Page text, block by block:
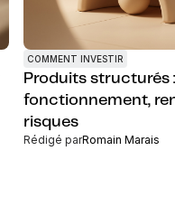
COMMENT INVESTIR
Produits structurés :
fonctionnement,
risques
Rédigé parRomain Marais